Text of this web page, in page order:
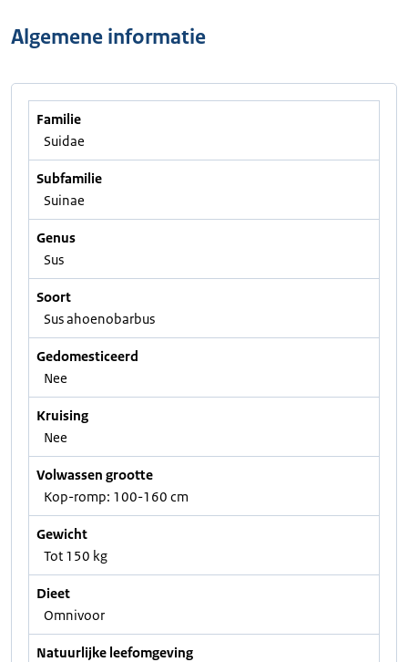
Algemene informatie
Familie
Suidae
Subfamilie
Suinae
Genus
Sus
Soort
Sus ahoenobarbus
Gedomesticeerd
Nee
Kruising
Nee
Volwassen grootte
Kop-romp: 100-160 cm
Gewicht
Tot 150 kg
Dieet
Omnivoor
Natuurlijke leefomgeving